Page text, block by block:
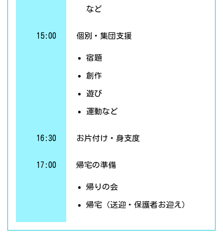
など
15:00 個別・集団支援
宿題
創作
遊び
運動など
16:30 お片付け・身支度
17:00 帰宅の準備
帰りの会
帰宅（送迎・保護者お迎え）